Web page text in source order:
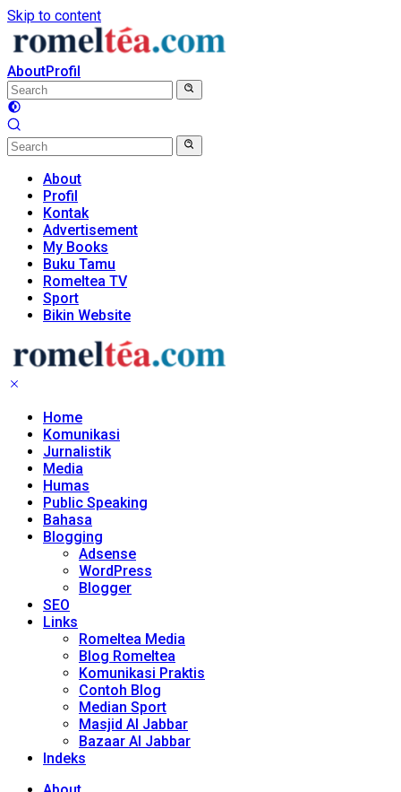
Skip to content
AboutProfil
About
Profil
Kontak
Advertisement
My Books
Buku Tamu
Romeltea TV
Sport
Bikin Website
Home
Komunikasi
Jurnalistik
Media
Humas
Public Speaking
Bahasa
Blogging
Adsense
WordPress
Blogger
SEO
Links
Romeltea Media
Blog Romeltea
Komunikasi Praktis
Contoh Blog
Median Sport
Masjid Al Jabbar
Bazaar Al Jabbar
Indeks